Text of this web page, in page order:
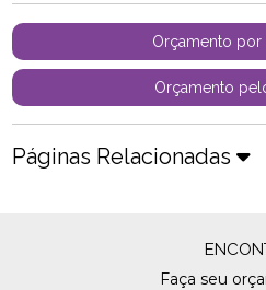
Orçamento por
Orçamento
Páginas Relacionadas
Faça seu